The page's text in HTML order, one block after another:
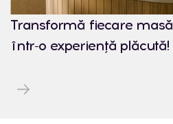
Transformă fiecare masă
într-o experiență plăcută!